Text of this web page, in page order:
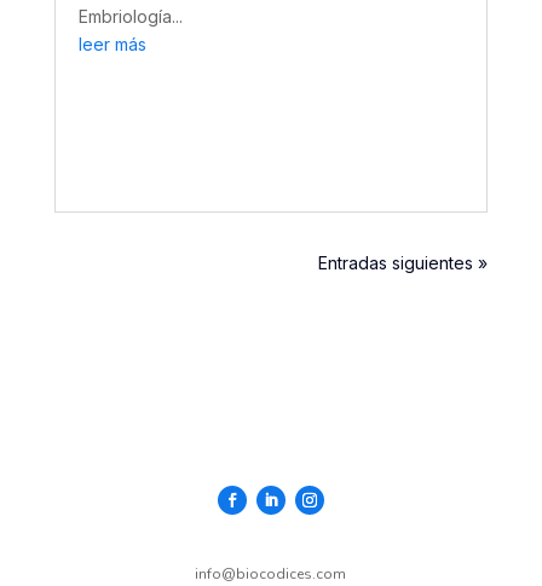
Embriología...
leer más
Entradas siguientes »
​info@biocodices.com